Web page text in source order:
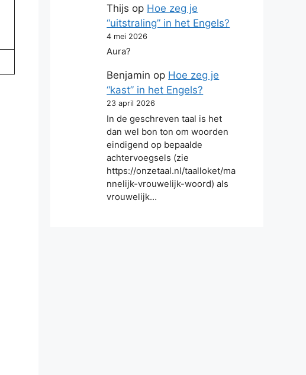
Thijs op Hoe zeg je
“uitstraling” in het Engels?
4 mei 2026
Aura?
Benjamin op Hoe zeg je
“kast” in het Engels?
23 april 2026
In de geschreven taal is het
dan wel bon ton om woorden
eindigend op bepaalde
achtervoegsels (zie
https://onzetaal.nl/taalloket/ma
nnelijk-vrouwelijk-woord) als
vrouwelijk…